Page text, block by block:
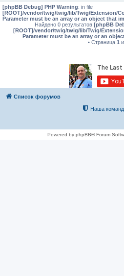
[phpBB Debug] PHP Warning: in file
[ROOT]/vendor/twig/twig/lib/Twig/Extension/
Parameter must be an array or an object that
Найдено 0 результатов [phpBB
[ROOT]/vendor/twig/twig/lib/Twig/
Parameter must be an array or an
• Страница 1
Список форумов
Наша
Powered by phpBB® Forum